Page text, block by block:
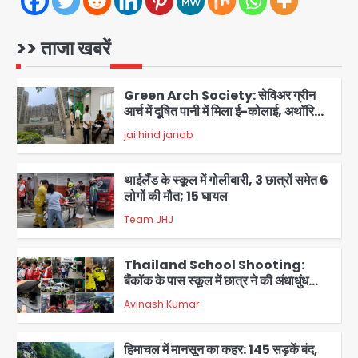
>> ताजा खबरें
युवक की मौत के बाद भड़की हिंसा, उपद्रवियों ने
फूंकीं 10 गाड़ियां, ट्रैफिक पोस्ट और स्लीपर
2
Green Arch Society: सेविअर ग्रीन
आर्च में दूषित पानी में मिला ई-कोलाई, अथॉरिटी
ने शुरू की सैंपलिंग जांच
jai hind janab
3
थाईलैंड के स्कूल में गोलीबारी, 3 छात्रों समेत 6
लोगों की मौत; 15 घायल
Team JHJ
4
Thailand School Shooting:
बैंकॉक के पास स्कूल में छात्र ने की अंधाधुंध
फायरिंग, हमलावर सहित सात की मौत, 15
घायल
Avinash Kumar
हिमाचल में मानसून का कहर: 145 सड़कें बंद,
224 ट्रांसफार्मर ठप, 798 करोड़ रुपये का